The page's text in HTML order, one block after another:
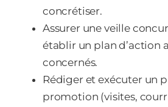
concrétiser.
Assurer une veille
établir un plan d’action
concernés.
Rédiger et exécuter un
promotion (visites,